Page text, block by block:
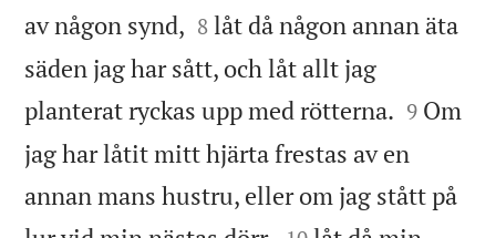
av någon synd, 

8 låt då någon annan äta
säden jag har sått, och låt allt jag
planterat ryckas upp med rötterna. 

9 Om
jag har låtit mitt hjärta frestas av en
annan mans hustru, eller om jag stått på